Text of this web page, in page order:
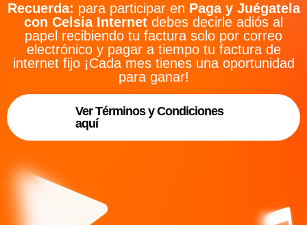
Recuerda: para participar en Paga y Juégatela
con Celsia Internet debes decirle adiós al
papel recibiendo tu factura solo por correo
electrónico y pagar a tiempo tu factura de
internet fijo ¡Cada mes tienes una oportunidad
para ganar!
Ver Términos y Condiciones
aquí